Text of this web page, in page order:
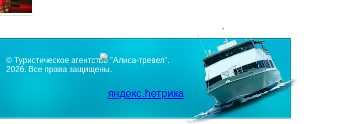
© Туристическое агентство "Алиса-тревел".
2026. Все права защищены.